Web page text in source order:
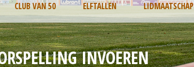
CLUB VAN 50 ELFTALLEN LIDMAATSCHAP
INVOEREN